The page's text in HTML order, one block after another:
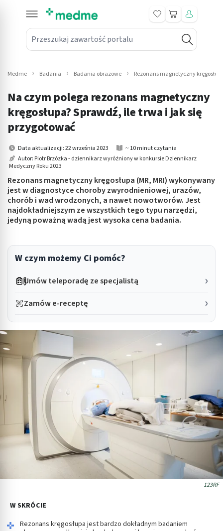
Przeszukaj zawartość portalu
Koszyk
submenu: Leki na receptę
submenu: Mama i dziecko
submenu: Kosmetyki
submenu: Higiena
submenu: Sprzęt medyczny
submenu: Intymne
submenu: Wellness
Medme Badania Badania obrazowe Rezonans magnetyczny
Na czym polega rezonans magnetyczny
kręgosłupa? Sprawdź, ile trwa i jak się
przygotować
Data aktualizacji: 22 września 2023
~ 10 minut czytania
Autor: Piotr Brzózka - dziennikarz wyróżniony w konkursie Dziennikarz
Medyczny Roku 2023
Rezonans magnetyczny kręgosłupa (MR, MRI) wykonywany
jest w diagnostyce choroby zwyrodnieniowej, urazów,
chorób i wad wrodzonych, a nawet nowotworów. Jest
najdokładniejszym ze wszystkich tego typu narzędzi,
jedyną poważną wadą jest wysoka cena badania.
W czym możemy Ci pomóc?
Umów teleporadę ze specjalistą
Zamów e-receptę
123RF
W SKRÓCIE
Rezonans kręgosłupa jest bardzo dokładnym badaniem